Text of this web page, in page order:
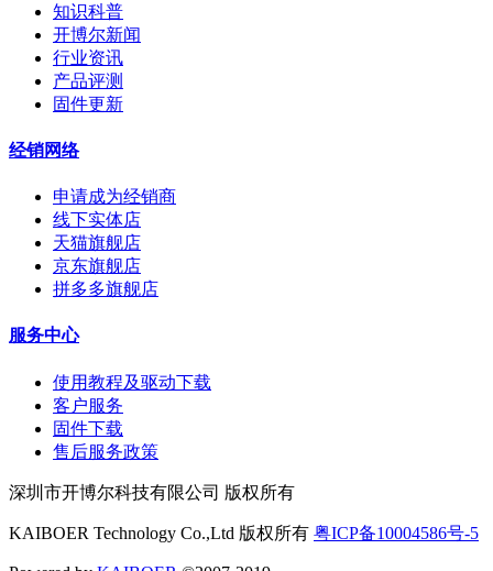
知识科普
开博尔新闻
行业资讯
产品评测
固件更新
经销网络
申请成为经销商
线下实体店
天猫旗舰店
京东旗舰店
拼多多旗舰店
服务中心
使用教程及驱动下载
客户服务
固件下载
售后服务政策
深圳市开博尔科技有限公司 版权所有
KAIBOER Technology Co.,Ltd 版权所有 粤ICP备10004586号-5